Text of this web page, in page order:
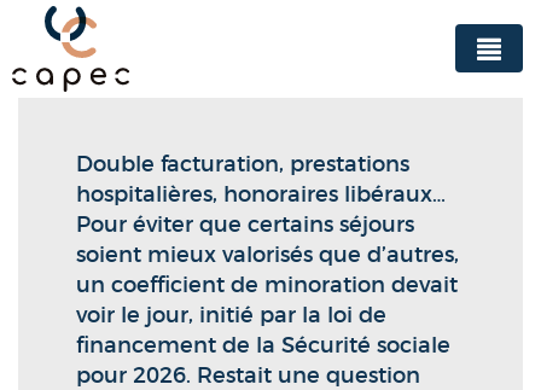
Panneau de gestion des cookies
Double facturation, prestations
hospitalières, honoraires libéraux…
Pour éviter que certains séjours
soient mieux valorisés que d’autres,
un coefficient de minoration devait
voir le jour, initié par la loi de
financement de la Sécurité sociale
pour 2026. Restait une question